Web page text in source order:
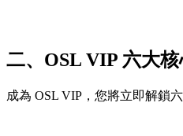
二、OSL VIP 六大
成為 OSL VIP，您將立即解鎖